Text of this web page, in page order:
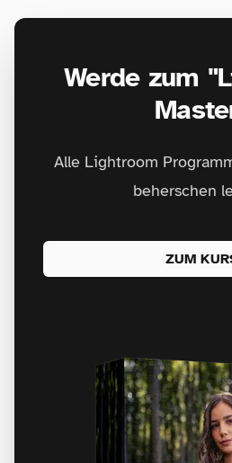
Werde zum
Alle Lightroom
beherschen
ZUM